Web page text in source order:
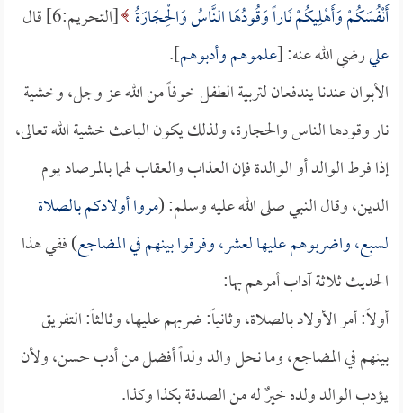
أَنْفُسَكُمْ وَأَهْلِيكُمْ نَاراً وَقُودُهَا النَّاسُ وَالْحِجَارَةُ [التحريم:6] قال
عليرضي الله عنه: [علموهم وأدبوهم].
الأبوان عندنا يندفعان لتربية الطفل خوفاً من الله عز وجل، وخشية
نار وقودها الناس والحجارة، ولذلك يكون الباعث خشية الله تعالى،
إذا فرط الوالد أو الوالدة فإن العذاب والعقاب لهما بالمرصاد يوم
الدين، وقال النبي صلى الله عليه وسلم: (مروا أولادكم بالصلاة
لسبع، واضربوهم عليها لعشر، وفرقوا بينهم في المضاجع) ففي هذا
الحديث ثلاثة آداب أمرهم بها:
أولاً: أمر الأولاد بالصلاة، وثانياً: ضربهم عليها، وثالثاً: التفريق
بينهم في المضاجع، وما نحل والد ولداً أفضل من أدب حسن، ولأن
يؤدب الوالد ولده خيرٌ له من الصدقة بكذا وكذا.